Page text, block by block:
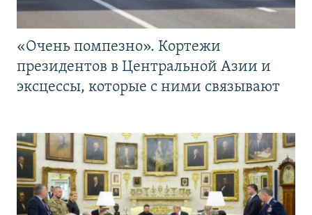
«Очень помпезно». Кортежи
президентов в Центральной Азии и
эксцессы, которые с ними связывают